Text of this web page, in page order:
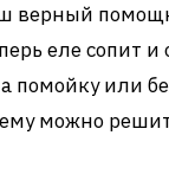
верный
еле сопит и
помойку или
можно